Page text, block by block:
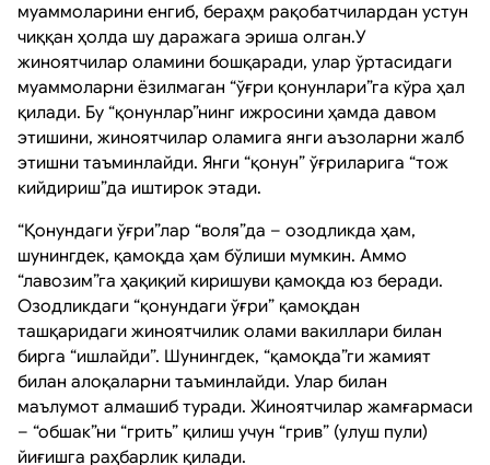
муаммоларини енгиб, бераҳм рақобатчилардан устун
чиққан ҳолда шу даражага эриша олган.У
жиноятчилар оламини бошқаради, улар ўртасидаги
муаммоларни ёзилмаган “ўғри қонунлари”га кўра ҳал
қилади. Бу “қонунлар”нинг ижросини ҳамда давом
этишини, жиноятчилар оламига янги аъзоларни жалб
этишни таъминлайди. Янги “қонун” ўғриларига “тож
кийдириш”да иштирок этади.
“Қонундаги ўғри”лар “воля”да – озодликда ҳам,
шунингдек, қамоқда ҳам бўлиши мумкин. Аммо
“лавозим”га ҳақиқий киришуви қамоқда юз беради.
Озодликдаги “қонундаги ўғри” қамоқдан
ташқаридаги жиноятчилик олами вакиллари билан
бирга “ишлайди”. Шунингдек, “қамоқда”ги жамият
билан алоқаларни таъминлайди. Улар билан
маълумот алмашиб туради. Жиноятчилар жамғармаси
– “обшак”ни “грить” қилиш учун “грив” (улуш пули)
йиғишга раҳбарлик қилади.